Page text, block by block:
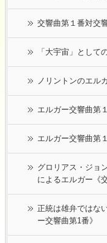
交響曲第１番対交
「大宇宙」として
ノリントンのエル
エルガー交響曲第
エルガー交響曲第
グロリアス・ジョ
によるエルガー《
正統は雄弁ではな
ー交響曲第1番》